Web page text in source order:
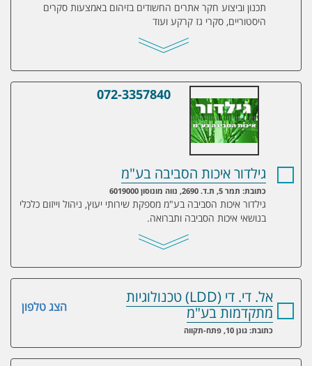
תכנון וביצוע חקר אתרים החשודים בזיהום באמצעות סקרים
היסטוריים, סקרי גז קרקע ועוד
גילדור איכות הסביבה בע"מ
072-3357840
גילדור איכות הסביבה בע"מ
כתובת: תמר 5, ת.ד. 2690, נווה מונוסון 6019000
גילדור איכות הסביבה בע"מ מספקת שירותי יעוץ, ניהול וייזום כלכלי
בנושאי איכות הסביבה ותברואה.
הצג טלפון
אל. די. די (LDD) טכנולוגיות
מתקדמות בע"מ
כתובת: גונן 10, פתח-תקווה